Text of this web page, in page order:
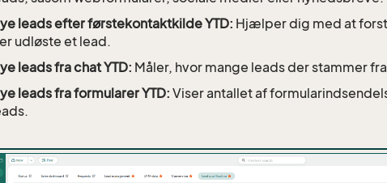
leads efter førstekontaktkilde YTD: Hjælper dig med at
udløste et lead.
leads fra chat YTD: Måler, hvor mange leads der stammer
leads fra formularer YTD:Viser antallet af